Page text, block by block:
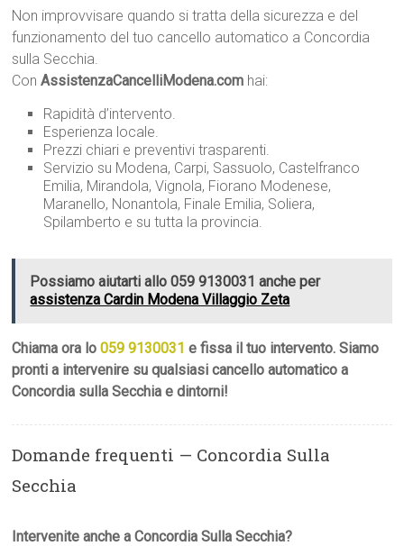
Non improvvisare quando si tratta della sicurezza e del
funzionamento del tuo cancello automatico a Concordia
sulla Secchia.
ConAssistenzaCancelliModena.com hai:
Rapidità d’intervento.
Esperienza locale.
Prezzi chiari e preventivi trasparenti.
Servizio su Modena, Carpi, Sassuolo, Castelfranco
Emilia, Mirandola, Vignola, Fiorano Modenese,
Maranello, Nonantola, Finale Emilia, Soliera,
Spilamberto e su tutta la provincia.
Possiamo aiutarti allo 059 9130031 anche per
assistenza Cardin Modena Villaggio Zeta
Chiama ora lo059 9130031 e fissa il tuo intervento. Siamo
pronti a intervenire su qualsiasi cancello automatico a
Concordia sulla Secchia e dintorni!
Domande frequenti — Concordia Sulla
Secchia
Intervenite anche a Concordia Sulla Secchia?